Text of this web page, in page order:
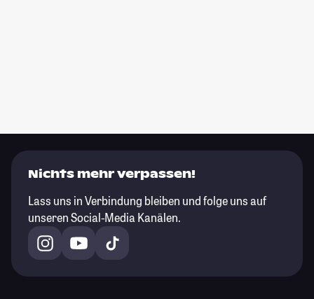
Nichts mehr verpassen!
Lass uns in Verbindung bleiben und folge uns auf
unseren Social-Media Kanälen.